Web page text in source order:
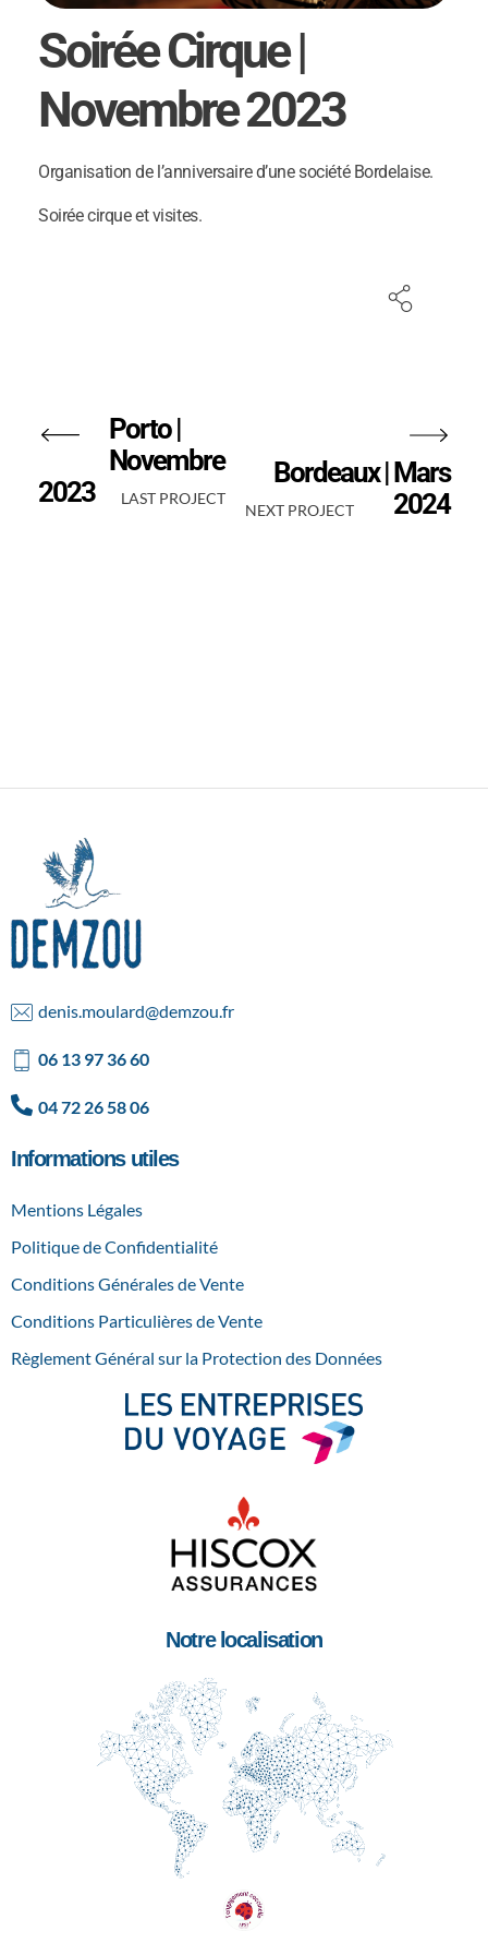
Soirée Cirque |
Novembre 2023
Organisation de l’anniversaire d’une société Bordelaise.
Soirée cirque et visites.
LAST PROJECT
Porto |
Novembre
2023
NEXT PROJECT
Bordeaux | Mars
2024
AGENCE SPÉCIALISÉE DANS LA CRÉATION SUR MESURE ET DANS L'ORGANISATION DE SÉMINAIRES
denis.moulard@demzou.fr
06 13 97 36 60
04 72 26 58 06
Informations utiles
Mentions Légales
Politique de Confidentialité
Conditions Générales de Vente
Conditions Particulières de Vente
Règlement Général sur la Protection des Données
Notre localisation